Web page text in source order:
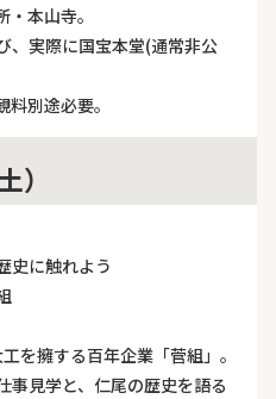
本山寺。
、実際に国宝本堂(通常非公
別途必要。
）
史に触れよう
を擁する百年企業「菅組」。
事見学と、仁尾の歴史を語る